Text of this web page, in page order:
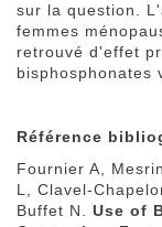
sur la question.
femmes
retrouvé d'effet
bisphosphonates
Référence
Fournier A,
L, Clavel-
Buffet N. Use of